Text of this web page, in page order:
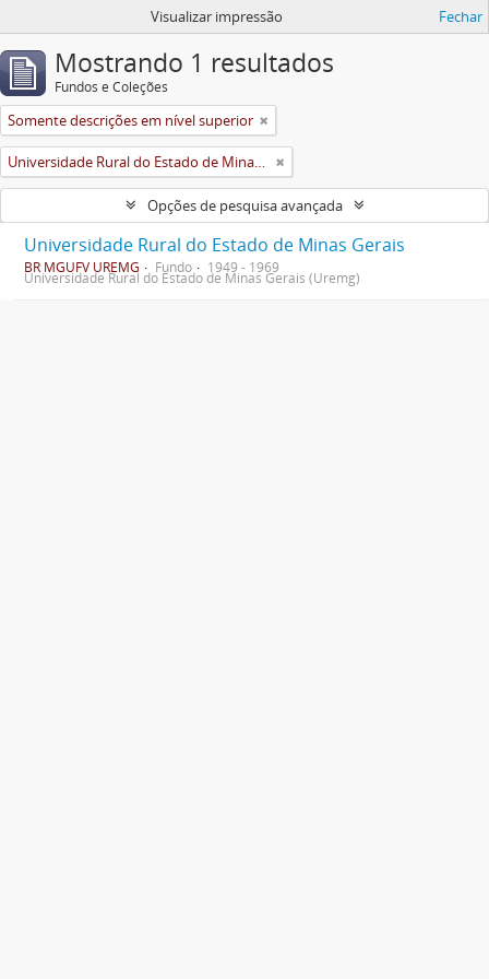
Visualizar impressão Fechar
Mostrando 1 resultados
Fundos e Coleções
Somente descrições em nível superior
Universidade Rural do Estado de Minas Gerais (Uremg)
Opções de pesquisa avançada
Universidade Rural do Estado de Minas Gerais
BR MGUFV UREMG Fundo 1949 - 1969
Universidade Rural do Estado de Minas Gerais (Uremg)